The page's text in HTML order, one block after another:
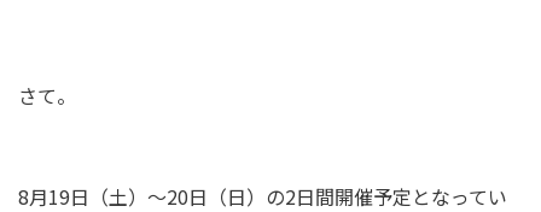
さて。
8月19日（土）〜20日（日）の2日間開催予定となってい